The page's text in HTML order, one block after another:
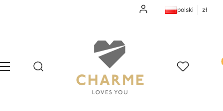
Zaloguj siępolski zł
Menu Otwórz wyszukiwarkę
Szukaj Ulubione